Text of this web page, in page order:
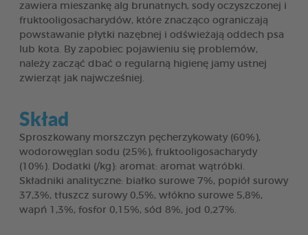
zawiera mieszankę alg brunatnych, sody oczyszczonej i
fruktooligosacharydów, które znacząco ograniczają
powstawanie płytki nazębnej i odświeżają oddech psa
lub kota. By zapobiec pojawieniu się problemów,
należy zacząć dbać o regularną higienę jamy ustnej
zwierząt jak najwcześniej.
Skład
Sproszkowany morszczyn pęcherzykowaty (60%),
wodorowęglan sodu (25%), fruktooligosacharydy
(10%). Dodatki (/kg): aromat: aromat wątróbki.
Składniki analityczne: białko surowe 7%, popiół surowy
37,3%, tłuszcz surowy 0,5%, włókno surowe 5,8%,
wapń 1,3%, fosfor 0,15%, sód 8%, jod 0,27%.